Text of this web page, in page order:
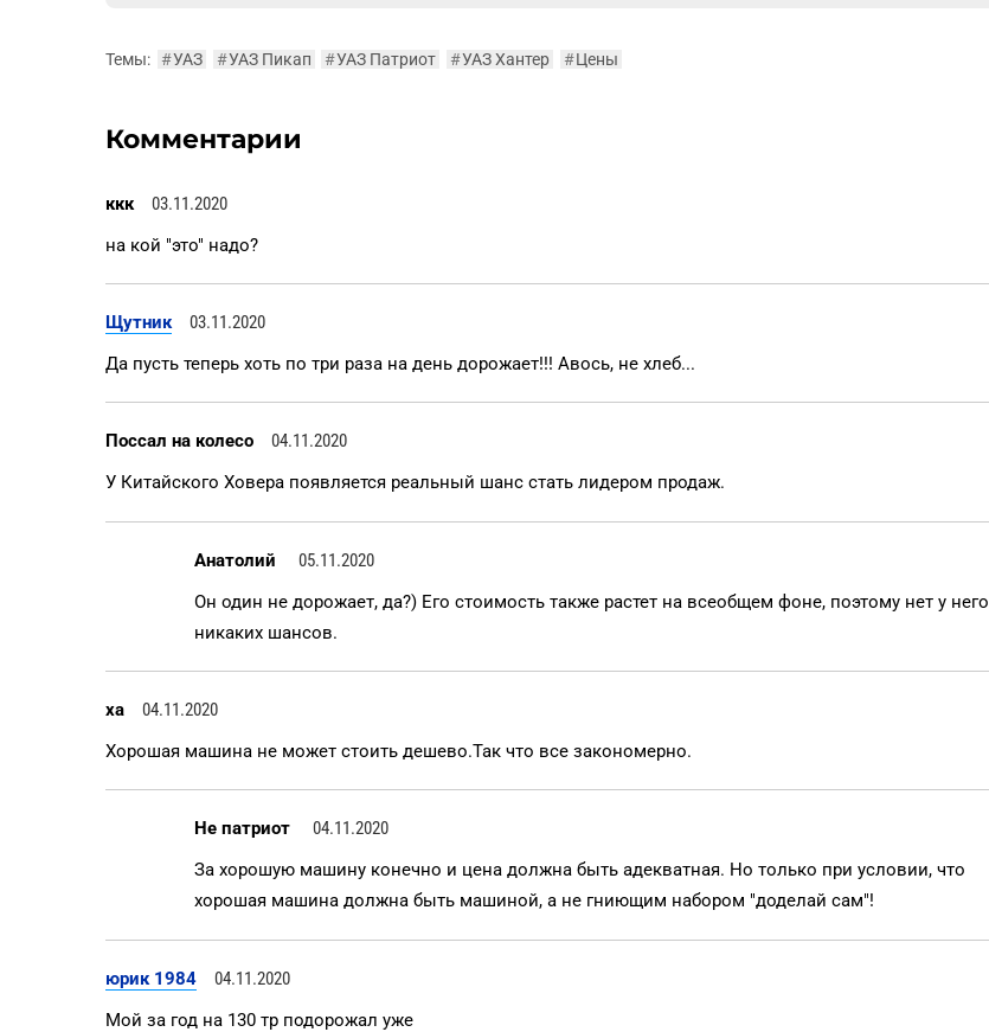
Темы: #УАЗ #УАЗ Пикап #УАЗ Патриот #УАЗ Хантер #Цены
Комментарии
ккк
03.11.2020
на кой "это" надо?
Щутник
03.11.2020
Да пусть теперь хоть по три раза на день дорожает!!! Авось, не хлеб...
Поссал на колесо
04.11.2020
У Китайского Ховера появляется реальный шанс стать лидером продаж.
Анатолий
05.11.2020
Он один не дорожает, да?) Его стоимость также растет на всеобщем фоне, поэтому нет у него
никаких шансов.
ха
04.11.2020
Хорошая машина не может стоить дешево.Так что все закономерно.
Не патриот
04.11.2020
За хорошую машину конечно и цена должна быть адекватная. Но только при условии, что
хорошая машина должна быть машиной, а не гниющим набором "доделай сам"!
юрик 1984
04.11.2020
Мой за год на 130 тр подорожал уже